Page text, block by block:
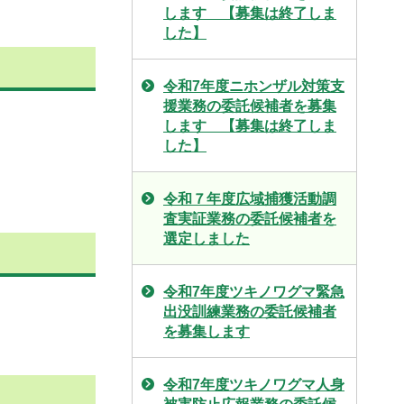
します 【募集は終了しま
した】
令和7年度ニホンザル対策支
援業務の委託候補者を募集
します 【募集は終了しま
した】
令和７年度広域捕獲活動調
査実証業務の委託候補者を
選定しました
令和7年度ツキノワグマ緊急
出没訓練業務の委託候補者
を募集します
令和7年度ツキノワグマ人身